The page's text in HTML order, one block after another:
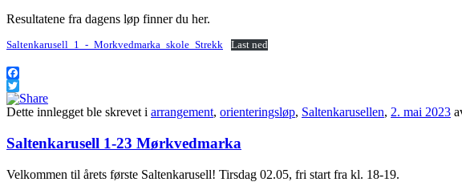
Resultatene fra dagens løp finner du her.
Saltenkarusell_1_-_Morkvedmarka_skole_Strekk Last ned
Facebook
Twitter
Dette innlegget ble skrevet i arrangement, orienteringsløp, Saltenkarusellen, 2. mai 2023
Saltenkarusell 1-23 Mørkvedmarka
Velkommen til årets første Saltenkarusell! Tirsdag 02.05, fri start fra kl. 18-19.